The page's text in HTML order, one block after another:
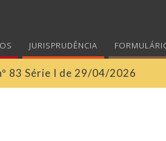
JURISPRUDÊNCIA
83 Série I de 29/04/2026